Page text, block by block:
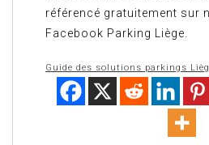
référencé gratuitement sur
Facebook Parking Liège.
Guide des solutions parkings